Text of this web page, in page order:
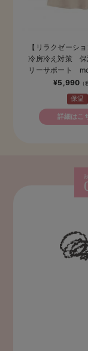
【リラクゼーシ
冷房冷え対策 保
リーサポート
半袖Tシャツ
電子 日本製
¥5,990
保温
詳細はこ